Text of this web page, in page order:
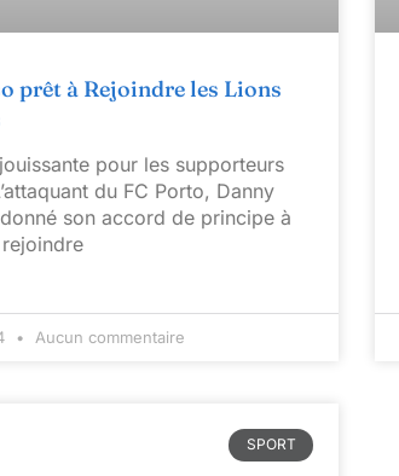
prêt à Rejoindre les Lions
pour les supporteurs
du FC Porto, Danny
son accord de principe à
Aucun commentaire
SPORT